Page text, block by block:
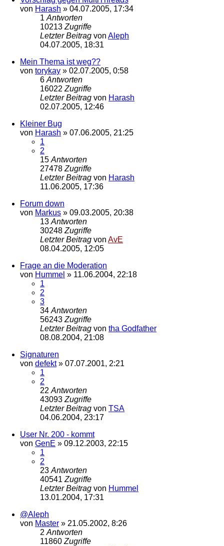
von Harash » 04.07.2005, 17:34
1 Antworten
10213 Zugriffe
Letzter Beitrag von Aleph
04.07.2005, 18:31
Mein Thema ist weg??
von torykay » 02.07.2005, 0:58
6 Antworten
16022 Zugriffe
Letzter Beitrag von Harash
02.07.2005, 12:46
Kleiner Bug
von Harash » 07.06.2005, 21:25
1
2
15 Antworten
27478 Zugriffe
Letzter Beitrag von Harash
11.06.2005, 17:36
Forum down
von Markus » 09.03.2005, 20:38
13 Antworten
30248 Zugriffe
Letzter Beitrag von AvE
08.04.2005, 12:05
Frage an die Moderation
von Hummel » 11.06.2004, 22:18
1
2
3
34 Antworten
56243 Zugriffe
Letzter Beitrag von tha Godfather
08.08.2004, 21:08
Signaturen
von defekt» 07.07.2001, 2:21
1
2
22 Antworten
43093 Zugriffe
Letzter Beitrag von TSA
04.06.2004, 23:17
User Nr. 200 - kommt
von GenE » 09.12.2003, 22:15
1
2
23 Antworten
40541 Zugriffe
Letzter Beitrag von Hummel
13.01.2004, 17:31
@Aleph
von Master » 21.05.2002, 8:26
2 Antworten
11860 Zugriffe